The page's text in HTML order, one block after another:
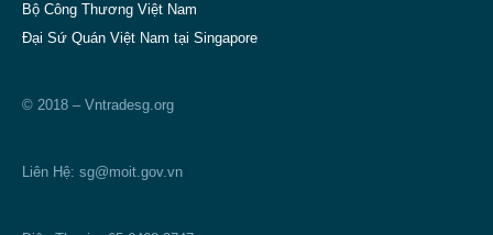
Bộ Công Thương Việt Nam
Đại Sứ Quán Việt Nam tại Singapore
© 2018 – Vntradesg.org
Liên Hệ: sg@moit.gov.vn